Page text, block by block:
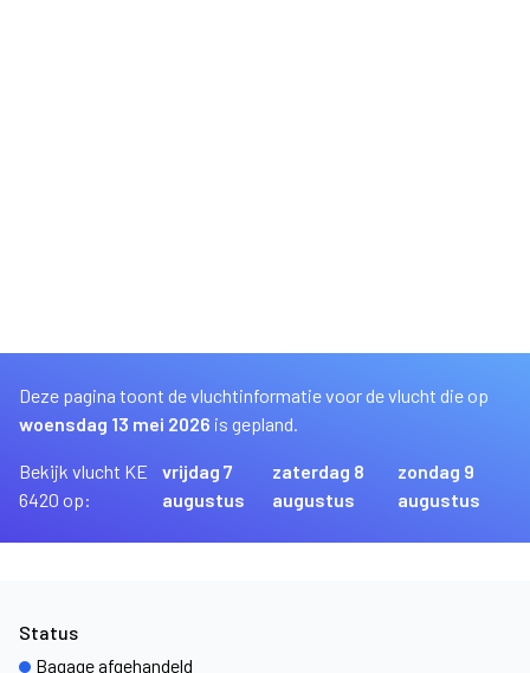
Deze pagina toont de vluchtinformatie voor de vlucht die op
woensdag 13 mei 2026 is gepland.
Bekijk vlucht KE
6420 op:
vrijdag 7
augustus
zaterdag 8
augustus
zondag 9
augustus
Status
Bagage afgehandeld